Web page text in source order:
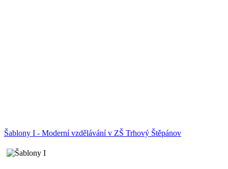
Šablony I - Moderní vzdělávání v ZŠ Trhový Štěpánov